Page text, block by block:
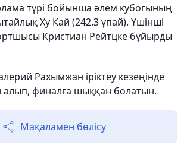
түрі бойынша әлем кубогының
Ху Кай (242.3 ұпай). Үшінші
Кристиан Рейтцке бұйырды
Рахымжан іріктеу кезеңінде
финалға шыққан болатын.
Мақаламен бөлісу